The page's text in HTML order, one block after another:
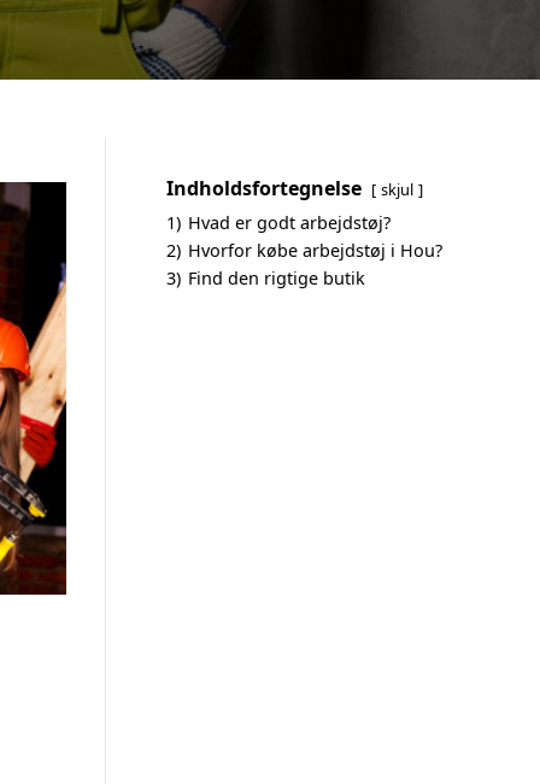
Indholdsfortegnelse skjul
1) Hvad er godt arbejdstøj?
2) Hvorfor købe arbejdstøj i Hou?
3) Find den rigtige butik